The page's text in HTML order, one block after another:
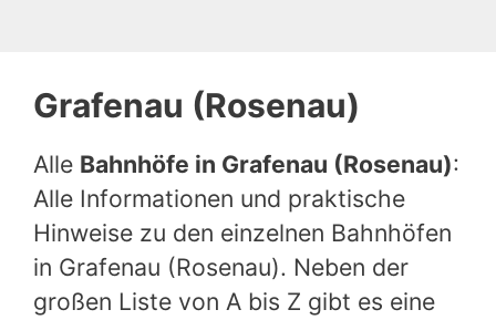
Grafenau (Rosenau)
Alle Bahnhöfe in Grafenau (Rosenau):
Alle Informationen und praktische
Hinweise zu den einzelnen Bahnhöfen
in Grafenau (Rosenau). Neben der
großen Liste von A bis Z gibt es eine